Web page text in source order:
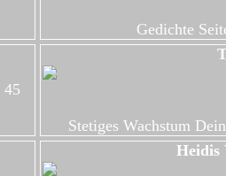
Gedichte
45
Stetiges Wachstum
Heidis